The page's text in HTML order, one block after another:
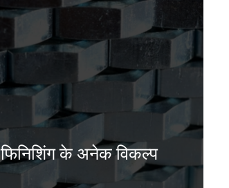
फिनिशिंग के अनेक विकल्प